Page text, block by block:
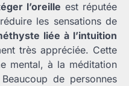
l’oreille est réputée
les sensations de
liée à l’intuition
très appréciée. Cette
mental, à la méditation
de personnes